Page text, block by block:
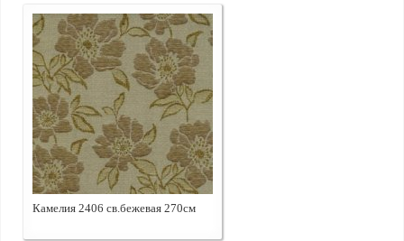
Камелия 2406 св.бежевая 270см